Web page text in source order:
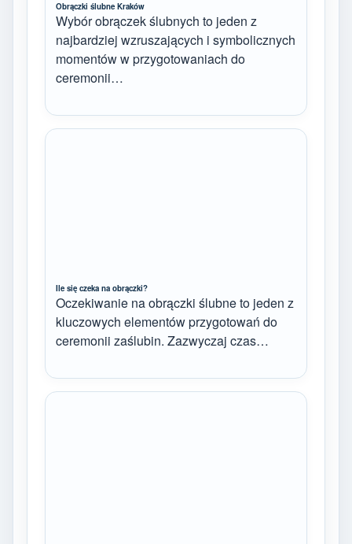
Obrączki ślubne Kraków
Wybór obrączek ślubnych to jeden z
najbardziej wzruszających i symbolicznych
momentów w przygotowaniach do
ceremonii…
Ile się czeka na obrączki?
Oczekiwanie na obrączki ślubne to jeden z
kluczowych elementów przygotowań do
ceremonii zaślubin. Zazwyczaj czas…